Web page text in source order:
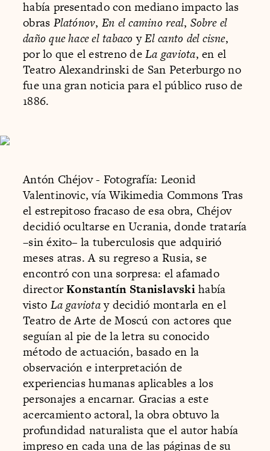
había presentado con mediano impacto las
obras Platónov, En el camino real, Sobre el
daño que hace el tabaco yEl canto del cisne,
por lo que el estreno deLa gaviota, en el
Teatro Alexandrinski de San Peterburgo no
fue una gran noticia para el público ruso de
1886.
Antón Chéjov - Fotografía: Leonid
Valentinovic, vía Wikimedia Commons Tras
el estrepitoso fracaso de esa obra, Chéjov
decidió ocultarse en Ucrania, donde trataría
–sin éxito– la tuberculosis que adquirió
meses atras. A su regreso a Rusia, se
encontró con una sorpresa: el afamado
directorKonstantín Stanislavskihabía
visto La gaviotay decidió montarla en el
Teatro de Arte de Moscú con actores que
seguían al pie de la letra su conocido
método de actuación, basado en la
observación e interpretación de
experiencias humanas aplicables a los
personajes a encarnar. Gracias a este
acercamiento actoral, la obra obtuvo la
profundidad naturalista que el autor había
impreso en cada una de las páginas de su